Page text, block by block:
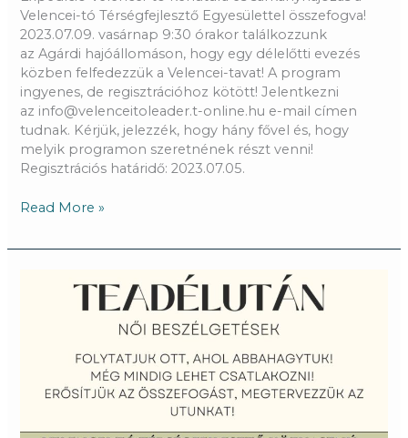
Velencei-tó Térségfejlesztő Egyesülettel összefogva!
2023.07.09. vasárnap 9:30 órakor találkozzunk
az Agárdi hajóállomáson, hogy egy délelőtti evezés
közben felfedezzük a Velencei-tavat! A program
ingyenes, de regisztrációhoz kötött! Jelentkezni
az info@velenceitoleader.t-online.hu e-mail címen
tudnak. Kérjük, jelezzék, hogy hány fővel és, hogy
melyik programon szeretnének részt venni!
Regisztrációs határidő: 2023.07.05.
Read More »